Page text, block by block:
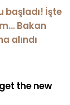
başladı! İşte
Bakan
alındı
the new